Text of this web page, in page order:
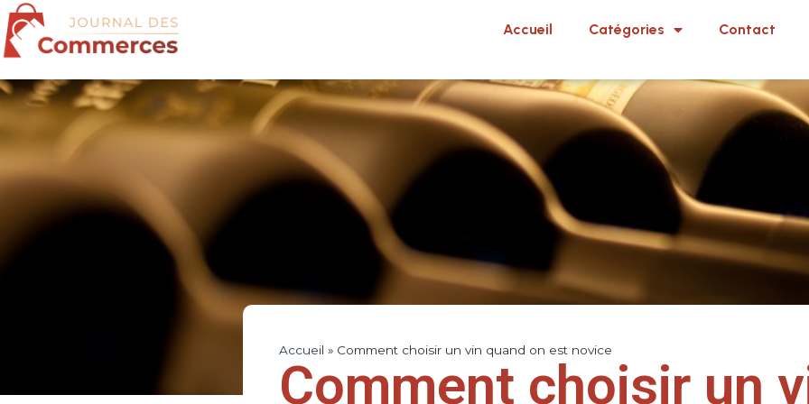
Accueil Catégories Contact
Accueil » Comment choisir un vin quand on est novice
Comment choisir un